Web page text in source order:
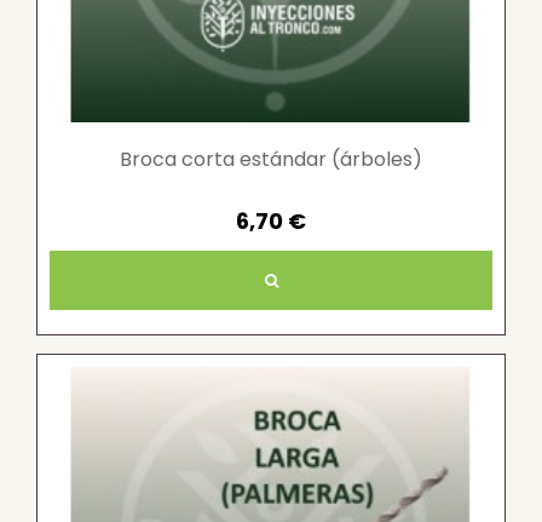
Broca corta estándar (árboles)
6,70 €